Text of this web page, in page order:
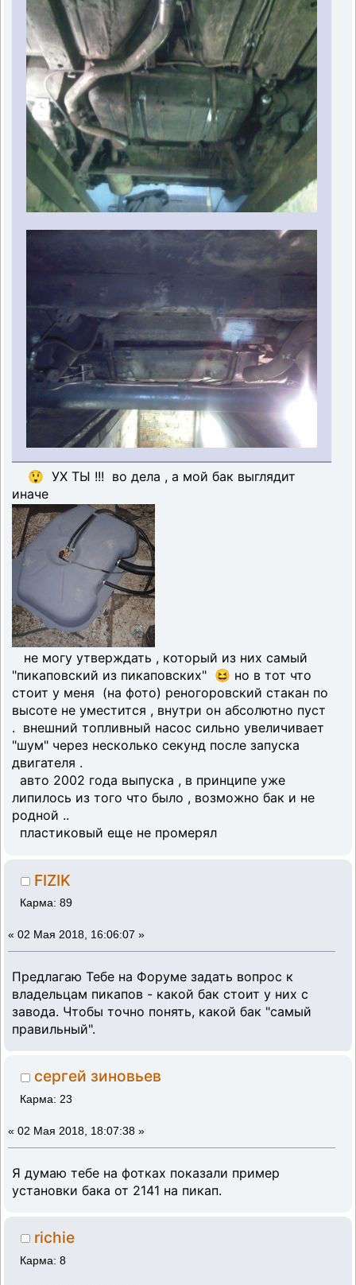
😲 УХ ТЫ !!! во дела , а мой бак выглядит
иначе
не могу утверждать , который из них самый
"пикаповский из пикаповских" 😆 но в тот что
стоит у меня (на фото) реногоровский стакан по
высоте не уместится , внутри он абсолютно пуст
. внешний топливный насос сильно увеличивает
"шум" через несколько секунд после запуска
двигателя .
авто 2002 года выпуска , в принципе уже
липилось из того что было , возможно бак и не
родной ..
пластиковый еще не промерял
FIZIK
Карма: 89
« 02 Мая 2018, 16:06:07 »
Предлагаю Тебе на Форуме задать вопрос к
владельцам пикапов - какой бак стоит у них с
завода. Чтобы точно понять, какой бак "самый
правильный".
сергей зиновьев
Карма: 23
« 02 Мая 2018, 18:07:38 »
Я думаю тебе на фотках показали пример
установки бака от 2141 на пикап.
richie
Карма: 8